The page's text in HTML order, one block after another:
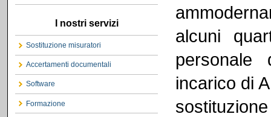
I nostri servizi
Sostituzione misuratori
Accertamenti documentali
Software
Formazione
alcuni
personale
incarico di